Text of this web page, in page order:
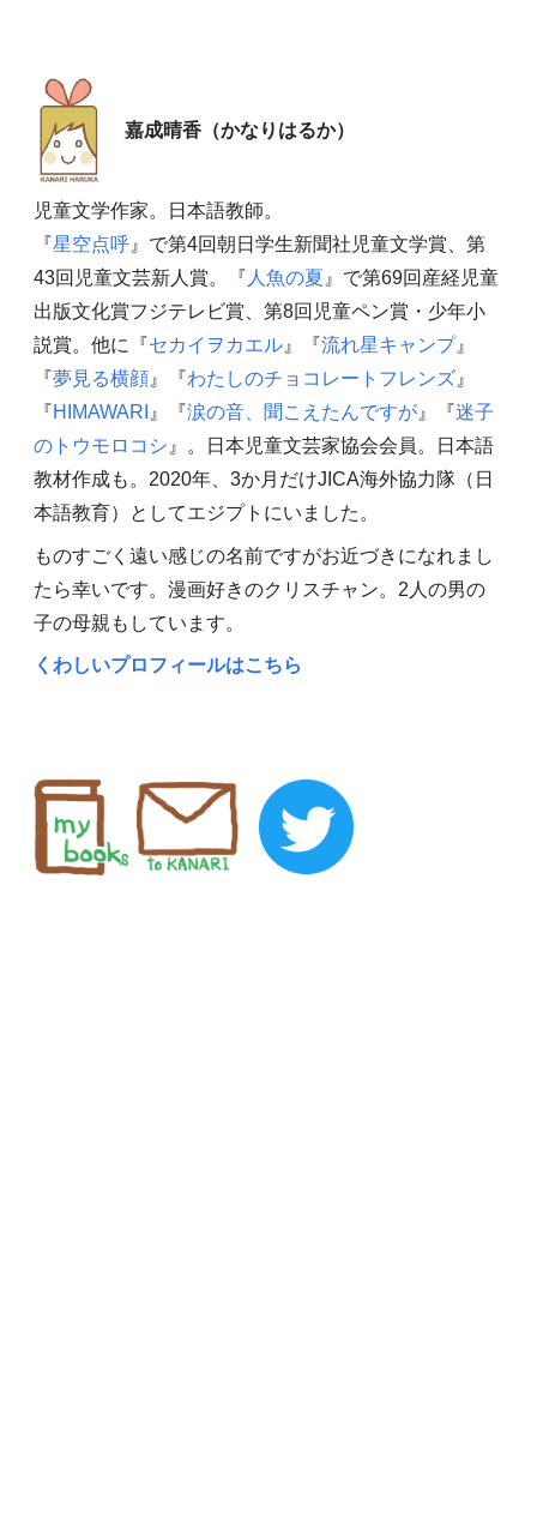
嘉成晴香（かなりはるか）
児童文学作家。日本語教師。
『星空点呼』で第4回朝日学生新聞社児童文学賞、第
43回児童文芸新人賞。『 人魚の夏 』で第69回産経児童
出版文化賞フジテレビ賞、第8回児童ペン賞・少年小
説賞。他に『セカイヲカエル』『流れ星キャンプ』
『夢見る横顔』『わたしのチョコレートフレンズ』
『HIMAWARI 』『涙の音、聞こえたんですが』『迷子
のトウモロコシ 』。日本児童文芸家協会会員。日本語
教材作成も。2020年、3か月だけJICA海外協力隊（日
本語教育）としてエジプトにいました。
ものすごく遠い感じの名前ですがお近づきになれまし
たら幸いです。漫画好きのクリスチャン。2人の男の
子の母親もしています。
くわしいプロフィールはこちら